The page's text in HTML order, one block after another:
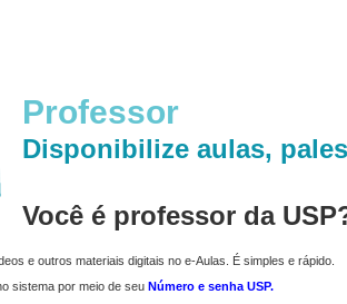
Professor
Disponibilize aulas,
Você é professor da
e outros materiais digitais no e-Aulas. É simples e rápido.
sistema por meio de seu Número e senha USP.